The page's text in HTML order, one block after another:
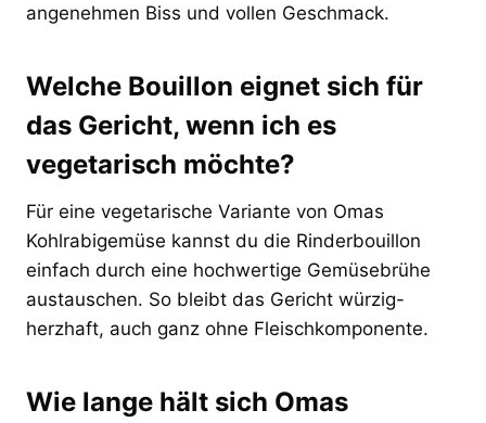
angenehmen Biss und vollen Geschmack.
Welche Bouillon eignet sich für
das Gericht, wenn ich es
vegetarisch möchte?
Für eine vegetarische Variante von Omas
Kohlrabigemüse kannst du die Rinderbouillon
einfach durch eine hochwertige Gemüsebrühe
austauschen. So bleibt das Gericht würzig-
herzhaft, auch ganz ohne Fleischkomponente.
Wie lange hält sich Omas